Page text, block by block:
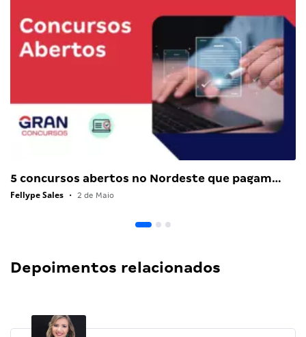
5 concursos abertos no Nordeste que pagam…
Fellype Sales • 2 de Maio
Depoimentos relacionados